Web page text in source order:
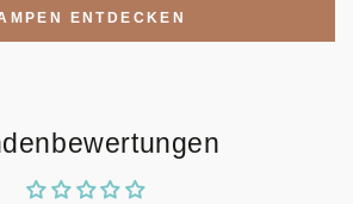
ENTDECKEN